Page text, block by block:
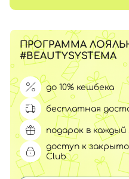
ПРОГРАММА
#BEAUTYSYSTEMA
до 10% кешбека
бесплатная
подарок в каждый
доступ к
Club